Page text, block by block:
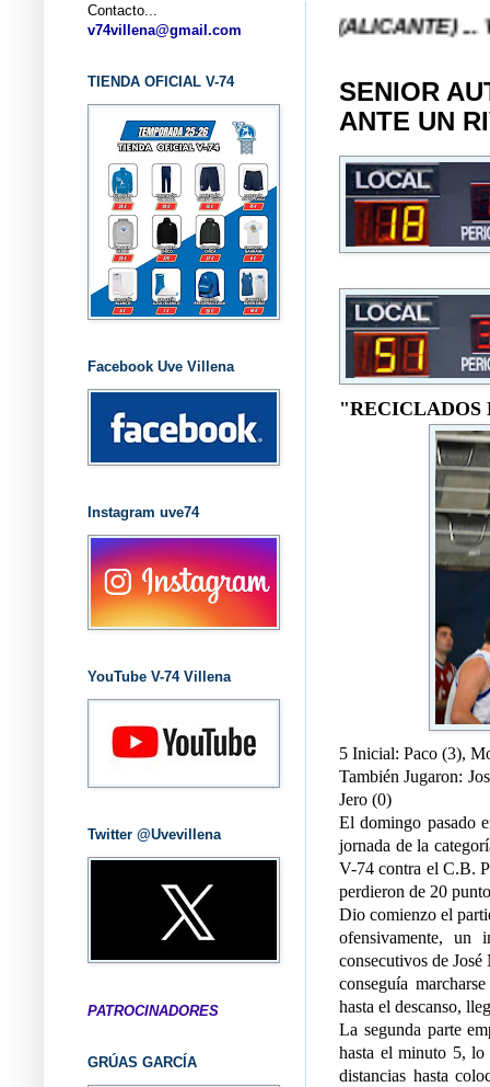
V-74 VILLENA (ALICANTE) ... V-74
SENIOR
ANTE UN
"RECICLADOS
5 Inicial: Paco (3),
También Jugaron:
Jero (0)
El domingo pasado
jornada de la
V-74 contra el C.B.
perdieron de 20
Dio comienzo el
ofensivamente, un
consecutivos de
conseguía
hasta el descanso,
La segunda parte
hasta el minuto 5, lo
distancias hasta
Contacto...
v74villena@gmail.com
TIENDA OFICIAL V-74
Facebook Uve Villena
Instagram uve74
YouTube V-74 Villena
Twitter @Uvevillena
PATROCINADORES
GRÚAS GARCÍA